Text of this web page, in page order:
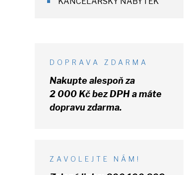
DOPRAVA ZDARMA
Nakupte alespoň za
2 000 Kčbez DPHa máte
dopravu zdarma.
ZAVOLEJTE NÁM!